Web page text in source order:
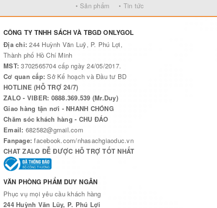
Các ngành nghề được đề cập trong sách rất phong phú, trong đó
nhiều nghề ít phổ biến nhưng lại rất hấp dẫn. Thông tin của mỗi
ngành đều rất đầy đủ, sát thực tế. Vì vậy, người đọc có cơ hội
hiểu đúng, đủ, chính xác về cơ hội của bản thân. Điểm đặc biệt ở
đây là tác giả đưa ra rất nhiều lựa chọn với đủ các trình độ, không
chỉ tập trung vào con đường truyền thống (phải có được tấm bằng
đại học rồi mới đi kiếm việc). Từ đó, cuốn sách mở ra các cơ hội
mới mẻ, ít người nghĩ tới.
• Sản phẩm • Tin tức
CÔNG TY TNHH SÁCH VÀ TBGD ONLYGOL
Địa chỉ:244 Huỳnh Văn Luỹ, P. Phú Lợi,
Thành phố Hồ Chí Minh
MST:3702565704 cấp ngày 24/05/2017.
Cơ quan cấp:Sở Kế hoạch và Đầu tư BD
HOTLINE (HỖ TRỢ 24/7)
ZALO - VIBER: 0888.369.539 (Mr.Duy)
Giao hàng tận nơi - NHANH CHÓNG
Chăm sóc khách hàng - CHU ĐÁO
Email: 682582@gmail.com
Fanpage:facebook.com/nhasachgiaoduc.vn
CHAT ZALO ĐỄ ĐƯỢC HỖ TRỢ TỐT NHẤT
VĂN PHÒNG PHẨM DUY NGÂN
Phục vụ mọi yêu cầu khách hàng
244 Huỳnh Văn Lũy, P. Phú Lợi